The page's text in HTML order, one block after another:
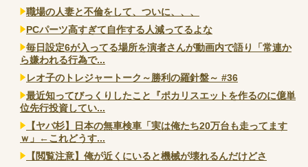
職場の人妻と不倫をして、ついに、、、
PCパーツ高すぎて自作する人減ってるよな
毎日設定6が入ってる場所を演者さんが動画内で語り「常連か
ら嫌われる行為で...
レオ子のトレジャートーク～勝利の羅針盤～ #36
最近知ってびっくりしたこと『ポカリスエットを作るのに億単
位先行投資してい...
【ヤバ杉】日本の無車検車「実は俺たち20万台も走ってます
ｗ」←これどうす...
【閲覧注意】俺が近くにいると機械が壊れるんだけどさ